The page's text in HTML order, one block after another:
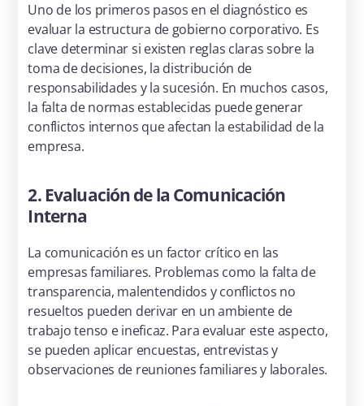
Uno de los primeros pasos en el diagnóstico es
evaluar la estructura de gobierno corporativo. Es
clave determinar si existen reglas claras sobre la
toma de decisiones, la distribución de
responsabilidades y la sucesión. En muchos casos,
la falta de normas establecidas puede generar
conflictos internos que afectan la estabilidad de la
empresa.
2. Evaluación de la Comunicación
Interna
La comunicación es un factor crítico en las
empresas familiares. Problemas como la falta de
transparencia, malentendidos y conflictos no
resueltos pueden derivar en un ambiente de
trabajo tenso e ineficaz. Para evaluar este aspecto,
se pueden aplicar encuestas, entrevistas y
observaciones de reuniones familiares y laborales.